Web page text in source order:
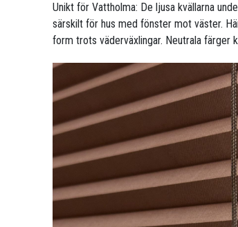
Unikt för Vattholma: De ljusa kvällarna
särskilt för hus med fönster mot väster.
form trots väderväxlingar. Neutrala färger